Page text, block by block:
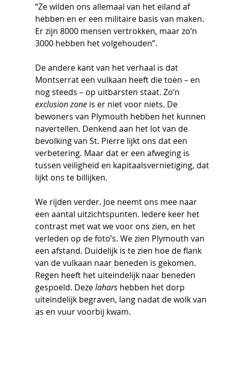
“Ze wilden ons allemaal van het eiland af
hebben en er een militaire basis van maken.
Er zijn 8000 mensen vertrokken, maar zo’n
3000 hebben het volgehouden”.
De andere kant van het verhaal is dat
Montserrat een vulkaan heeft die toen – en
nog steeds – op uitbarsten staat. Zo’n
exclusion zone is er niet voor niets. De
bewoners van Plymouth hebben het kunnen
navertellen. Denkend aan het lot van de
bevolking van St. Pierre lijkt ons dat een
verbetering. Maar dat er een afweging is
tussen veiligheid en kapitaalsvernietiging, dat
lijkt ons te billijken.
We rijden verder. Joe neemt ons mee naar
een aantal uitzichtspunten. Iedere keer het
contrast met wat we voor ons zien, en het
verleden op de foto’s. We zien Plymouth van
een afstand. Duidelijk is te zien hoe de flank
van de vulkaan naar beneden is gekomen.
Regen heeft het uiteindelijk naar beneden
gespoeld. Deze lahars hebben het dorp
uiteindelijk begraven, lang nadat de wolk van
as en vuur voorbij kwam.